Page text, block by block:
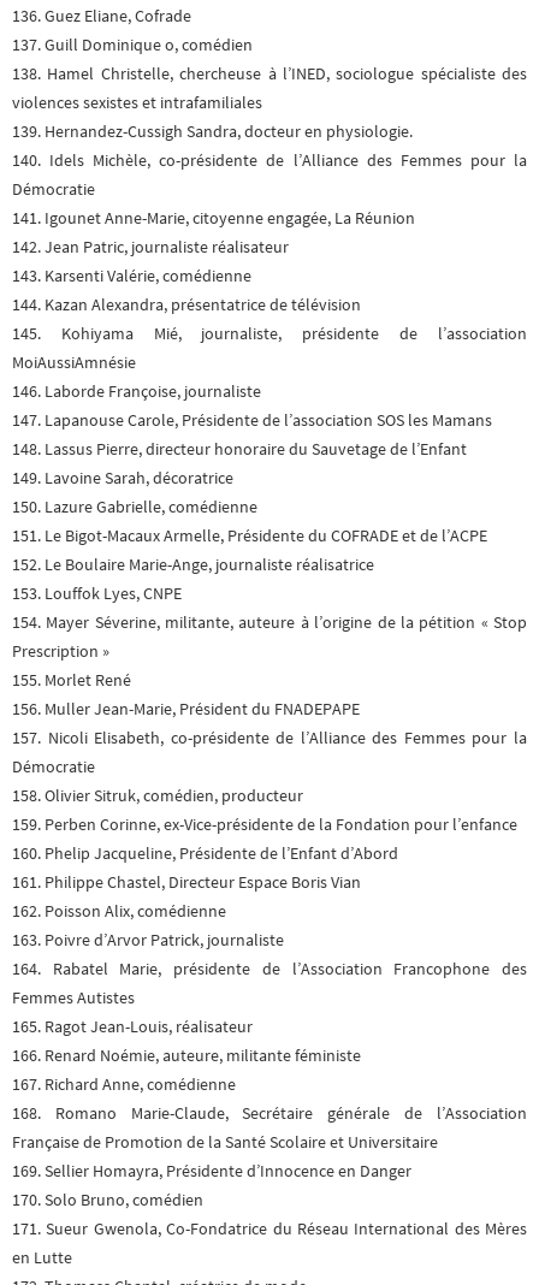
136. Guez Eliane, Cofrade
137. Guill Dominique o, comédien
138. Hamel Christelle, chercheuse à l’INED, sociologue spécialiste des
violences sexistes et intrafamiliales
139. Hernandez-Cussigh Sandra, docteur en physiologie.
140. Idels Michèle, co-présidente de l’Alliance des Femmes pour la
Démocratie
141. Igounet Anne-Marie, citoyenne engagée, La Réunion
142. Jean Patric, journaliste réalisateur
143. Karsenti Valérie, comédienne
144. Kazan Alexandra, présentatrice de télévision
145. Kohiyama Mié, journaliste, présidente de l’association
MoiAussiAmnésie
146. Laborde Françoise, journaliste
147. Lapanouse Carole, Présidente de l’association SOS les Mamans
148. Lassus Pierre, directeur honoraire du Sauvetage de l’Enfant
149. Lavoine Sarah, décoratrice
150. Lazure Gabrielle, comédienne
151. Le Bigot-Macaux Armelle, Présidente du COFRADE et de l’ACPE
152. Le Boulaire Marie-Ange, journaliste réalisatrice
153. Louffok Lyes, CNPE
154. Mayer Séverine, militante, auteure à l’origine de la pétition « Stop
Prescription »
155. Morlet René
156. Muller Jean-Marie, Président du FNADEPAPE
157. Nicoli Elisabeth, co-présidente de l’Alliance des Femmes pour la
Démocratie
158. Olivier Sitruk, comédien, producteur
159. Perben Corinne, ex-Vice-présidente de la Fondation pour l’enfance
160. Phelip Jacqueline, Présidente de l’Enfant d’Abord
161. Philippe Chastel, Directeur Espace Boris Vian
162. Poisson Alix, comédienne
163. Poivre d’Arvor Patrick, journaliste
164. Rabatel Marie, présidente de l’Association Francophone des
Femmes Autistes
165. Ragot Jean-Louis, réalisateur
166. Renard Noémie, auteure, militante féministe
167. Richard Anne, comédienne
168. Romano Marie-Claude, Secrétaire générale de l’Association
Française de Promotion de la Santé Scolaire et Universitaire
169. Sellier Homayra, Présidente d’Innocence en Danger
170. Solo Bruno, comédien
171. Sueur Gwenola, Co-Fondatrice du Réseau International des Mères
en Lutte